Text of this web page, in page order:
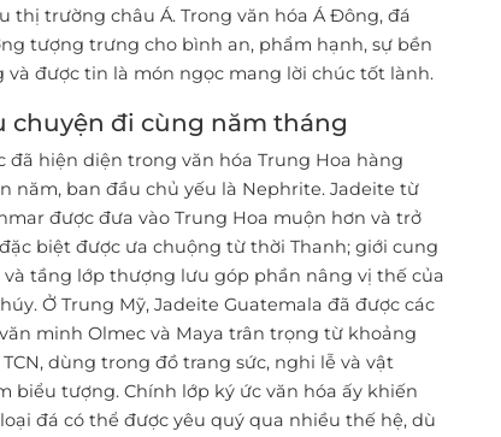
thị trường châu Á. Trong văn hóa Á Đông, đá
tượng trưng cho bình an, phẩm hạnh, sự bền
và được tin là món ngọc mang lời chúc tốt lành.
chuyện đi cùng năm tháng
đã hiện diện trong văn hóa Trung Hoa hàng
năm, ban đầu chủ yếu là Nephrite. Jadeite từ
được đưa vào Trung Hoa muộn hơn và trở
biệt được ưa chuộng từ thời Thanh; giới cung
tầng lớp thượng lưu góp phần nâng vị thế của
Ở Trung Mỹ, Jadeite Guatemala đã được các
minh Olmec và Maya trân trọng từ khoảng
TCN, dùng trong đồ trang sức, nghi lễ và vật
biểu tượng. Chính lớp ký ức văn hóa ấy khiến
đá có thể được yêu quý qua nhiều thế hệ, dù